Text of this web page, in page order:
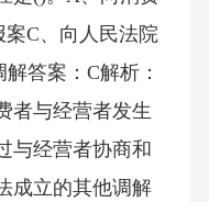
C、向人民法院
答案：C解析：
者与经营者发生
与经营者协商和
成立的其他调解